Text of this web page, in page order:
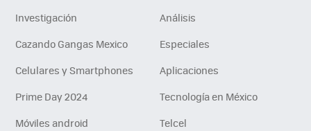
Investigación
Análisis
Cazando Gangas Mexico
Especiales
Celulares y Smartphones
Aplicaciones
Prime Day 2024
Tecnología en México
Móviles android
Telcel